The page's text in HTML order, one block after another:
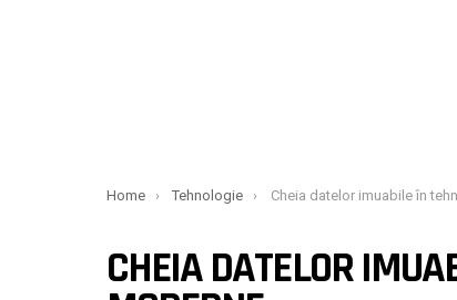
You are here:
Home Tehnologie Cheia datelor imuabile în
CHEIA DATELOR